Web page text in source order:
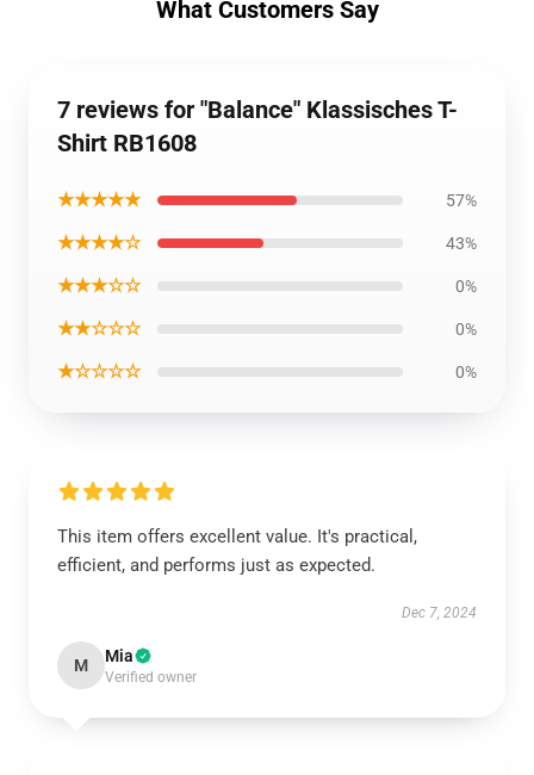
What Customers Say
7 reviews for "Balance" Klassisches T-
Shirt RB1608
★★★★★ 57%
★★★★☆ 43%
★★★☆☆ 0%
★★☆☆☆ 0%
★☆☆☆☆ 0%
This item offers excellent value. It's practical,
efficient, and performs just as expected.
Dec 7, 2024
M Mia
Verified owner